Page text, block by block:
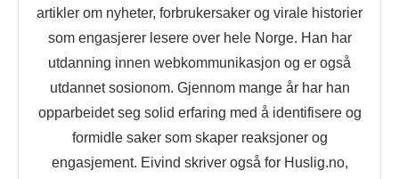
artikler om nyheter, forbrukersaker og virale historier
som engasjerer lesere over hele Norge. Han har
utdanning innen webkommunikasjon og er også
utdannet sosionom. Gjennom mange år har han
opparbeidet seg solid erfaring med å identifisere og
formidle saker som skaper reaksjoner og
engasjement. Eivind skriver også for Huslig.no,